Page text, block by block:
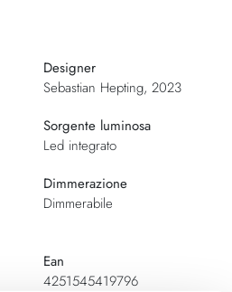
Designer
Sebastian Hepting, 2023
Sorgente luminosa
Led integrato
Dimmerazione
Dimmerabile
Ean
4251545419796